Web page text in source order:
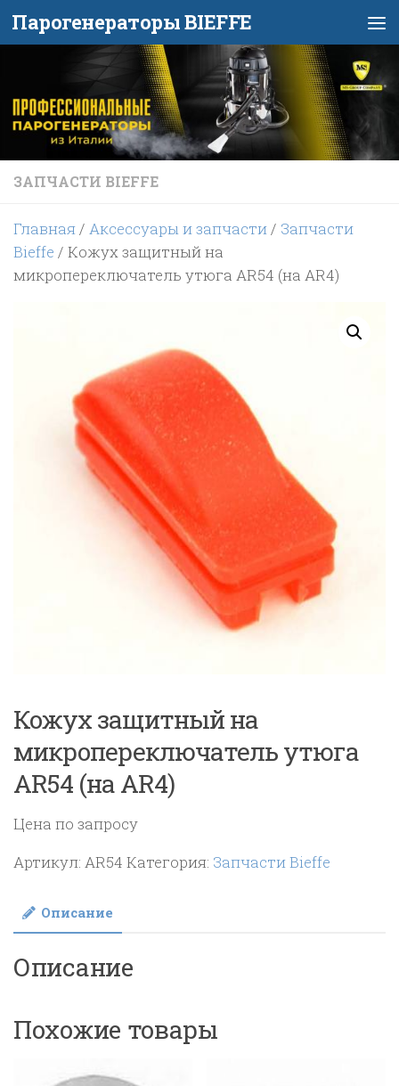
Перейти к содержимому
Парогенераторы BIEFFE
ЗАПЧАСТИ BIEFFE
Главная/ Аксессуары и запчасти/ Запчасти
Bieffe / Кожух защитный на
микропереключатель утюга AR54 (на AR4)
Кожух защитный на
микропереключатель утюга
AR54 (на AR4)
Цена по запросу
Артикул: AR54 Категория: Запчасти Bieffe
Описание
Описание
Похожие товары